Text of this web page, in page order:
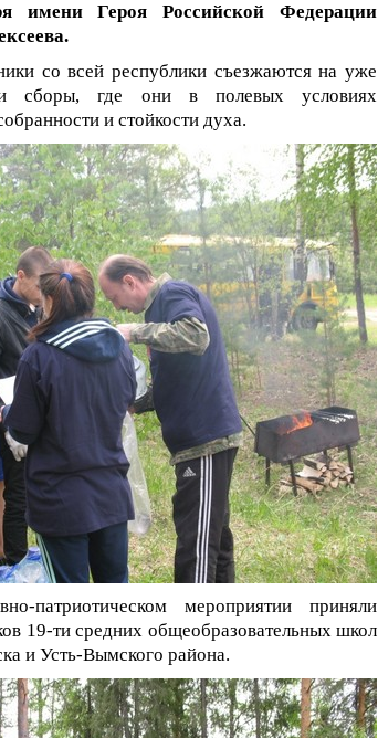
имени Героя Российской Федерации
со всей республики съезжаются на уже
сборы, где они в полевых условиях
и стойкости духа.
патриотическом мероприятии приняли
19-ти средних общеобразовательных школ
и Усть-Вымского района.